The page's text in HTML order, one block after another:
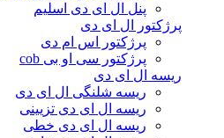
پنل ال ای دی اسلیم
پرژکتور ال ای دی
پرژکتور اس ام دی
پرژکتور سی او بی cob
ریسه ال ای دی
ریسه شلنگی ال ای دی
ریسه ال ای دی تزیینی
ریسه ال ای دی خطی